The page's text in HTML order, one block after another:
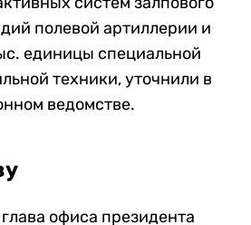
полевой артиллерии и
единицы специальной
техники, уточнили в
ведомстве.
офиса президента